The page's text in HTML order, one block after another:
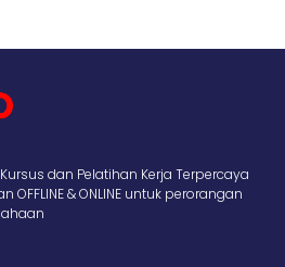
dan Pelatihan Kerja Terpercaya
& ONLINE untuk perorangan